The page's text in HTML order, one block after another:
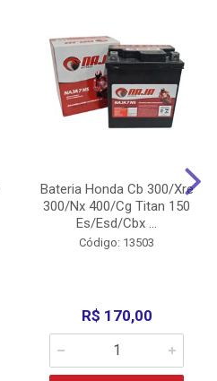
Bateria Honda Cb 300/Xre
300/Nx 400/Cg Titan 150
Es/Esd/Cbx ...
Código: 13503
R$ 170,00